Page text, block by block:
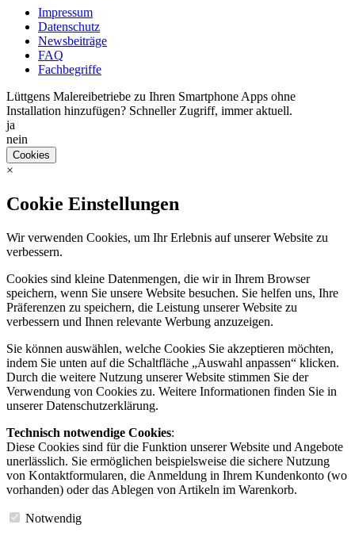
Impressum
Datenschutz
Newsbeiträge
FAQ
Fachbegriffe
Lüttgens Malereibetriebe zu Ihren Smartphone Apps ohne
Installation hinzufügen? Schneller Zugriff, immer aktuell.
ja
nein
Cookies
×
Cookie Einstellungen
Wir verwenden Cookies, um Ihr Erlebnis auf unserer Website zu
verbessern.
Cookies sind kleine Datenmengen, die wir in Ihrem Browser
speichern, wenn Sie unsere Website besuchen. Sie helfen uns, Ihre
Präferenzen zu speichern, die Leistung unserer Website zu
verbessern und Ihnen relevante Werbung anzuzeigen.
Sie können auswählen, welche Cookies Sie akzeptieren möchten,
indem Sie unten auf die Schaltfläche „Auswahl anpassen“ klicken.
Durch die weitere Nutzung unserer Website stimmen Sie der
Verwendung von Cookies zu. Weitere Informationen finden Sie in
unserer Datenschutzerklärung.
Technisch notwendige Cookies:
Diese Cookies sind für die Funktion unserer Website und Angebote
unerlässlich. Sie ermöglichen beispielsweise die sichere Nutzung
von Kontaktformularen, die Anmeldung in Ihrem Kundenkonto (wo
vorhanden) oder das Ablegen von Artikeln im Warenkorb.
Notwendig